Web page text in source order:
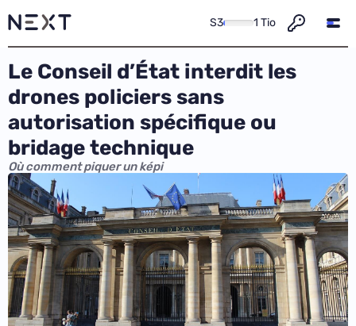
S3 1 Tio
Le Conseil d’État interdit les
drones policiers sans
autorisation spécifique ou
bridage technique
Où comment piquer un képi